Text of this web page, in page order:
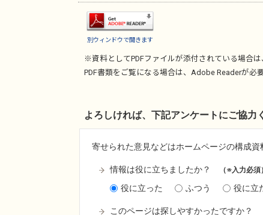
別ウィンドウで開きます
※資料としてPDFファイルが添付されている場合は
PDF書類をご覧になる場合は、 Adobe Readerが必